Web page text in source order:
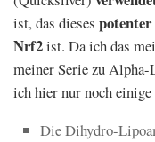
ist, das dieses potenter
Nrf2ist. Da ich das
meiner Serie zu Alpha-
ich hier nur noch
Die Dihydro-